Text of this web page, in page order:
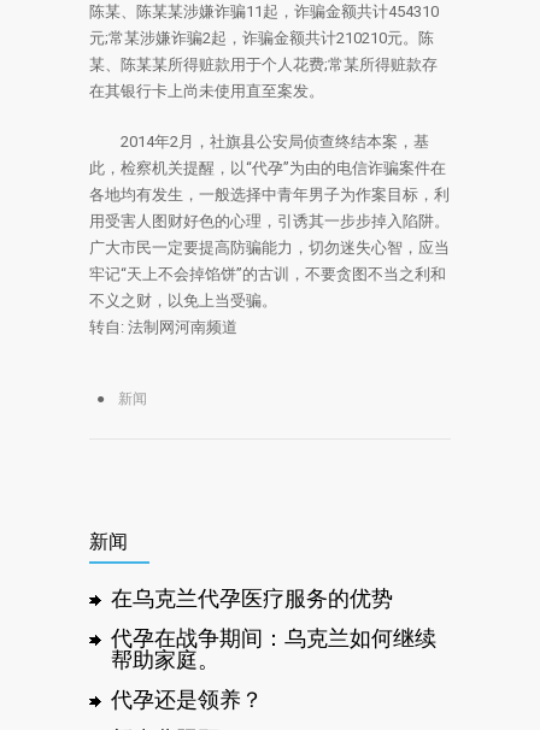
陈某、陈某某涉嫌诈骗11起，诈骗金额共计454310
元;常某涉嫌诈骗2起，诈骗金额共计210210元。陈
某、陈某某所得赃款用于个人花费;常某所得赃款存
在其银行卡上尚未使用直至案发。
2014年2月，社旗县公安局侦查终结本案，基
此，检察机关提醒，以“代孕”为由的电信诈骗案件在
各地均有发生，一般选择中青年男子为作案目标，利
用受害人图财好色的心理，引诱其一步步掉入陷阱。
广大市民一定要提高防骗能力，切勿迷失心智，应当
牢记“天上不会掉馅饼”的古训，不要贪图不当之利和
不义之财，以免上当受骗。
转自: 法制网河南频道
新闻
新闻
在乌克兰代孕医疗服务的优势
代孕在战争期间：乌克兰如何继续
帮助家庭。
代孕还是领养？